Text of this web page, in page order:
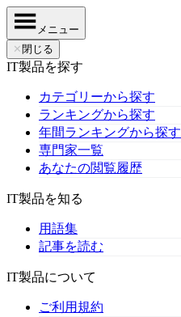
メニュー
✕ 閉じる
IT製品を探す
カテゴリーから探す
ランキングから探す
年間ランキングから探す
専門家一覧
あなたの閲覧履歴
IT製品を知る
用語集
記事を読む
IT製品について
ご利用規約